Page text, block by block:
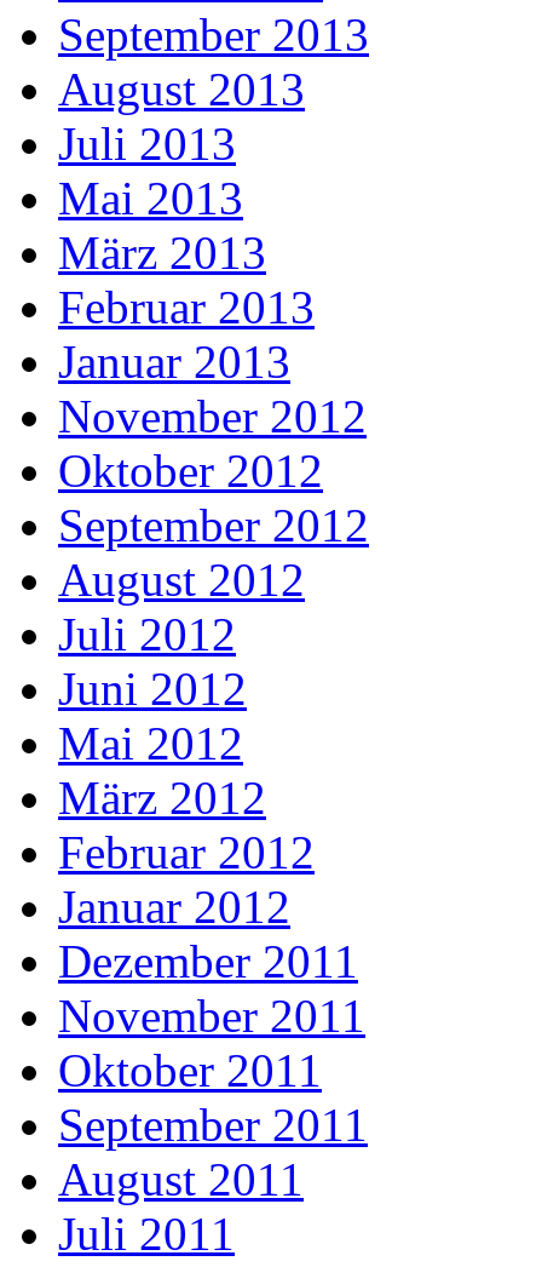
September 2013
August 2013
Juli 2013
Mai 2013
März 2013
Februar 2013
Januar 2013
November 2012
Oktober 2012
September 2012
August 2012
Juli 2012
Juni 2012
Mai 2012
März 2012
Februar 2012
Januar 2012
Dezember 2011
November 2011
Oktober 2011
September 2011
August 2011
Juli 2011